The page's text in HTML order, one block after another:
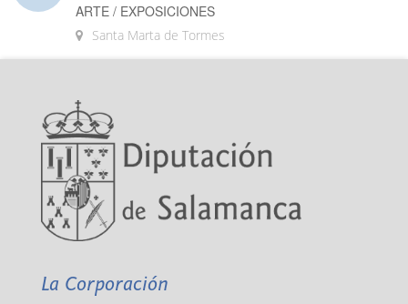
ARTE / EXPOSICIONES
Santa Marta de Tormes
La Corporación